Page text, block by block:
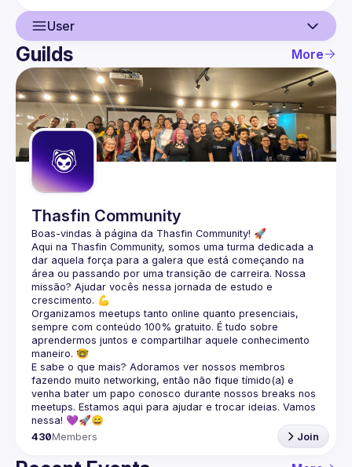
User
User
Events
Guilds
Guilds More
Thasfin Community
Boas-vindas à página da Thasfin Community! 🚀
Aqui na Thasfin Community, somos uma turma dedicada a
dar aquela força para a galera que está começando na
área ou passando por uma transição de carreira. Nossa
missão? Ajudar vocês nessa jornada de estudo e
crescimento. 💪
Organizamos meetups tanto online quanto presenciais,
sempre com conteúdo 100% gratuito. É tudo sobre
aprendermos juntos e compartilhar aquele conhecimento
maneiro. 🤓
E sabe o que mais? Adoramos ver nossos membros
fazendo muito networking, então não fique tímido(a) e
venha bater um papo conosco durante nossos breaks nos
meetups. Estamos aqui para ajudar e trocar ideias. Vamos
nessa! 💜🚀😄
430Members Join